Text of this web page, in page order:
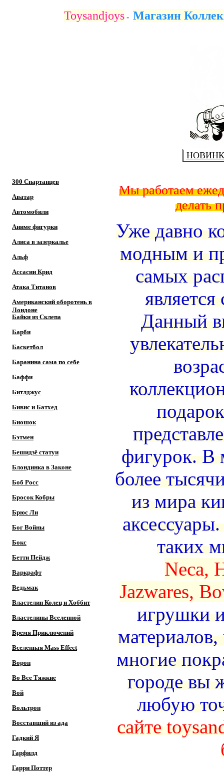
Toysandjoys - Магазин
300 Спартанцев
Аватар
Автомобили
Аниме фигурки
Алиса в зазеркалье
Альф
Ассасин Крид
Атака Титанов
Американский оборотень в
Лондоне
Байки из Склепа
Барби
Баскетбол
Баранина сама по себе
Баффи
Битлджус
Бивис и Батхед
Биошок
Бэтмен
Бешидзё статуи
Блондинка в Законе
Боб Росс
Бросок Кобры
Брюс Ли
Бог Войны
Бокс
Бетти Пейдж
Варкрафт
Ведьмак
Властелин Колец и Хоббит
Властелины Вселенной
Время Приключений
Вселенная Mass Effect
Ворон
Во Все Тяжкие
Вой
Вольтрон
Восставший из ада
Гадкий Я
Гарфилд
Гарри Поттер
Мы работаем
делать
Уже давно
модным и
самых
Данный
фигурок. В
более
из мира
таких
Neca,
Jazwares,
игрушки
многие
городе вы
любую
сайте